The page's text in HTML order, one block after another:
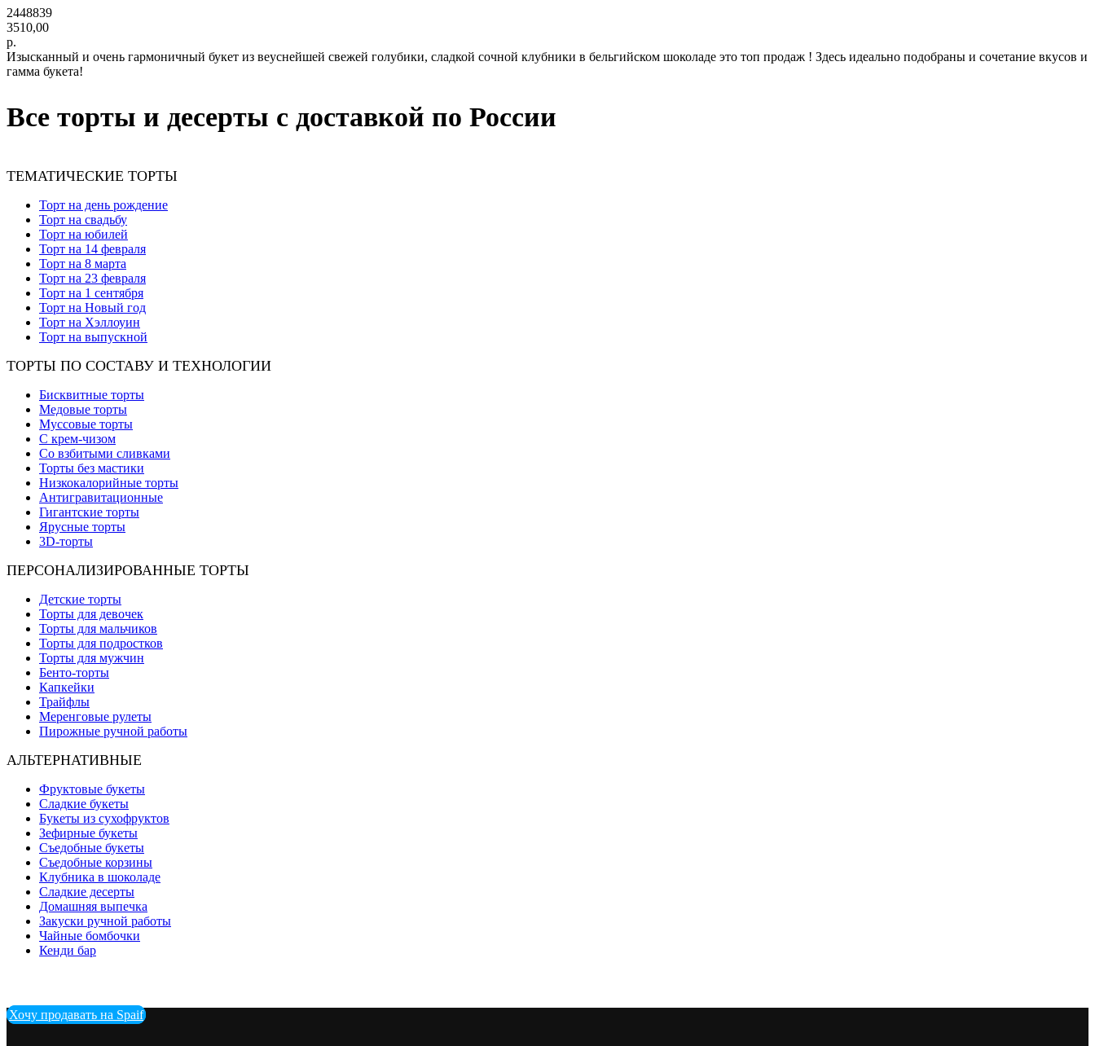
2448839
3510,00
р.
Изысканный и очень гармоничный букет из веуснейшей свежей голубики, сладкой сочной клубники в бельгийском шоколаде это топ продаж ! Здесь идеально подобраны и сочетание вкусов и
гамма букета!
Все торты и десерты с доставкой по России
ТЕМАТИЧЕСКИЕ ТОРТЫ
Торт на день рождение
Торт на свадьбу
Торт на юбилей
Торт на 14 февраля
Торт на 8 марта
Торт на 23 февраля
Торт на 1 сентября
Торт на Новый год
Торт на Хэллоуин
Торт на выпускной
ТОРТЫ ПО СОСТАВУ И ТЕХНОЛОГИИ
Бисквитные торты
Медовые торты
Муссовые торты
С крем-чизом
Со взбитыми сливками
Торты без мастики
Низкокалорийные торты
Антигравитационные
Гигантские торты
Ярусные торты
3D-торты
ПЕРСОНАЛИЗИРОВАННЫЕ ТОРТЫ
Детские торты
Торты для девочек
Торты для мальчиков
Торты для подростков
Торты для мужчин
Бенто-торты
Капкейки
Трайфлы
Меренговые рулеты
Пирожные ручной работы
АЛЬТЕРНАТИВНЫЕ
Фруктовые букеты
Сладкие букеты
Букеты из сухофруктов
Зефирные букеты
Съедобные букеты
Съедобные корзины
Клубника в шоколаде
Сладкие десерты
Домашняя выпечка
Закуски ручной работы
Чайные бомбочки
Кенди бар
Хочу продавать на Spaif